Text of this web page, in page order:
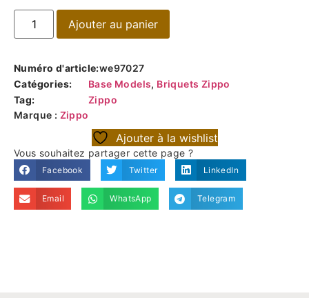
Ajouter au panier
Numéro d'article:we97027
Catégories:
Base Models, Briquets Zippo
Tag:
Zippo
Marque : Zippo
Ajouter à la wishlist
Vous souhaitez partager cette page ?
Facebook Twitter LinkedIn
Email WhatsApp Telegram